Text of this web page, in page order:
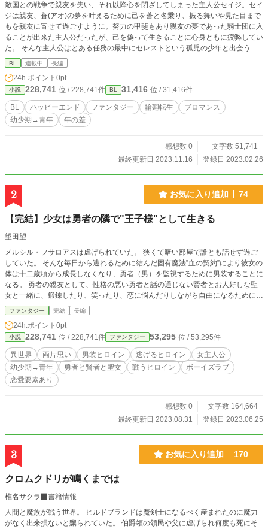
敵国との戦争で親友を失い、それ以降心を閉ざしてしまった主人公セイジ。セイ
ジは親友、蒼(アオ)の夢を叶えるために己を蒼と名乗り、振る舞いや見た目まで
もを親友に寄せて過ごすように。努力の甲斐もあり親友の夢であった騎士団に入
ることが出来た主人公だったが、己を偽って生きることに心身ともに疲弊してい
た。 そんな主人公はとある任務の最中にセレストという孤児の少年と出会う。
セレストに蒼の面影を感じた主人公はセレストを養子として迎えることを決意。
そうして共に過ごすうちに、純粋で心優しいセレストに癒され段々と心を許して
いく。主人公は節々の言動からセレストが蒼の生まれ変わりだと確信するが、セ
レストには前世の記憶はなかった。 しかし、セレストが騎士団に入団すること
が出来る年齢である十二歳の誕生日を迎えたその日、彼の記憶に変化が起こり…
※ ・擬似成り代わり ・微勘違い ・転生パロ ・擬似家族 ・ブロマンス ・愛され
という詰め込みセットにも程があるお話。 全てが連続したお話と言うよりも、
BL 連載中 長編
24h.ポイント 0pt
小説 228,741 位 / 228,741件 BL 31,416 位 / 31,416件
BL ハッピーエンド ファンタジー 輪廻転生
ブロマンス
幼少期→青年
年の差
感想数 0
文字数 51,741
最終更新日 2023.11.16
登録日 2023.02.26
2 お気に入り追加 74
【完結】少女は勇者の隣で"王子様"として生きる
望田望
メルシル・フサロアスは虐げられていた。 狭くて暗い部屋で誰とも話せず過ご
していた。 そんな毎日から逃れるために結んだ固有魔法”血の契約”により彼女の
体は十二歳頃から成長しなくなり、勇者（男）を監視するために男装することに
なる。 勇者の親友として、性格の悪い勇者と話の通じない賢者とお人好しな聖
女と一緒に、鍛錬したり、笑ったり、恋に悩んだりしながら自由になるために敵
国との戦いに向けて邁進していく。 勇者が自分に執着しているのも気付いてる
し、勇者のことは好きだけど、応えてあげられない理由がある。 「君の隣にい
たいけど、ずっと一緒にはいられない」 これは異世界に転移して勇者になって
しまった青年と、体の成長を止められて男装するヒロインのお話。 "それでは、
ゲームを始めますか？" 【第一章 勇者と仲良くなるまで（幼少期）】 【第二
章 勇者パーティーができるまで（少年期）】 【第三章 勇者への試練と心の
変化（青年期）】 【第四章 勇者パーティーの出陣式まで（青年期）】 ここま
でで第一部となり、一度完結する予定です。よろしくお願いいたします。 ※
みます。 ※ 男女恋愛ですが、一人称が僕であること、男装ヒロインであるこ
とからボーイズラブのタグを使用しています。 ※ ファンタジーと言い切るに
は恋愛色が強く、恋愛と言い切るには甘い描写は少ないです。 ※ 戦闘描写と
死亡描写があります。 ※ カクヨム、小説家になろうにも投稿しています。
ファンタジー 完結 長編
24h.ポイント 0pt
小説 228,741 位 / 228,741件 ファンタジー 53,295 位 / 53,295件
異世界 両片思い 男装ヒロイン 逃げるヒロイン
女主人公
幼少期→青年
勇者と賢者と聖女 戦うヒロイン
ボーイズラブ
恋愛要素あり
感想数 0
文字数 164,664
最終更新日 2023.08.31
登録日 2023.06.25
3 お気に入り追加 170
クロムクドリが鳴くまでは
椎名サクラ
書籍情報
人間と魔族が戦う世界。 ヒルドブランドは魔剣士になるべく産まれたのに魔力
がなく出来損ないと嬲られていた。 伯爵領の領民や父に虐げられ何度も死にそ